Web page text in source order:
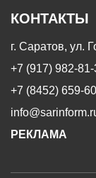
КОНТАКТЫ
г. Саратов, ул.
+7 (917) 982-81-
+7 (8452) 659-
РЕКЛАМА